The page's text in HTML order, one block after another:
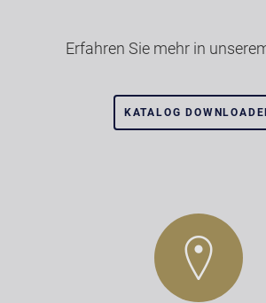
Erfahren Sie mehr in
KATALOG